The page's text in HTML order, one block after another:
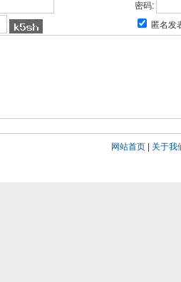
密码:
匿名发
网站首页| 关于我